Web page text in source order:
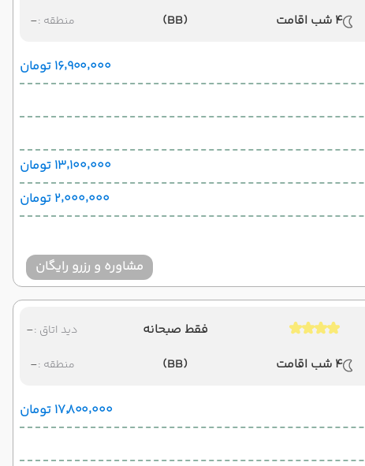
4 شب اقامت
(BB)
منطقه :-
۱۶٬۹۰۰٬۰۰۰ تومان
۱۳٬۱۰۰٬۰۰۰ تومان
۲٬۰۰۰٬۰۰۰ تومان
مشاوره و رزرو رایگان
4 شب اقامت
فقط صبحانه
(BB)
دید اتاق :-
منطقه :-
۱۷٬۸۰۰٬۰۰۰ تومان